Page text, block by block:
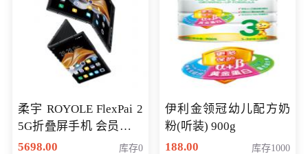
柔宇 ROYOLE FlexPai 2
5G折叠屏手机 会员专享
购买价格 4998元
5698.00 库存0
伊利金领冠幼儿配方奶
粉(听装) 900g
188.00
库存1000